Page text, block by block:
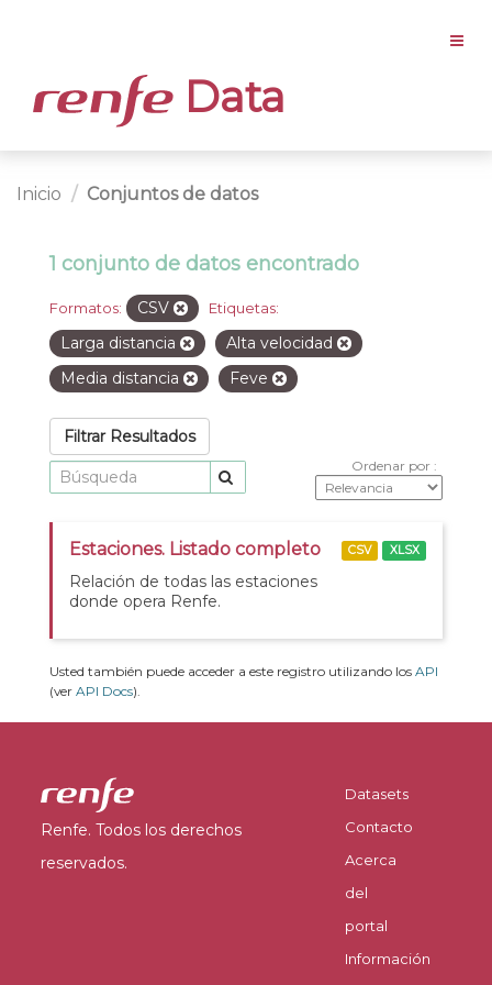
Data
Inicio Conjuntos de datos
1 conjunto de datos encontrado
Formatos: CSV Etiquetas:
Larga distancia
Alta velocidad
Media distancia
Feve
Filtrar Resultados
Ordenar por
Estaciones. Listado completo
Relación de todas las estaciones
donde opera Renfe.
CSV XLSX
Usted también puede acceder a este registro utilizando los API
(ver API Docs).
Renfe. Todos los derechos
reservados.
Datasets
Contacto
Acerca
del
portal
Información